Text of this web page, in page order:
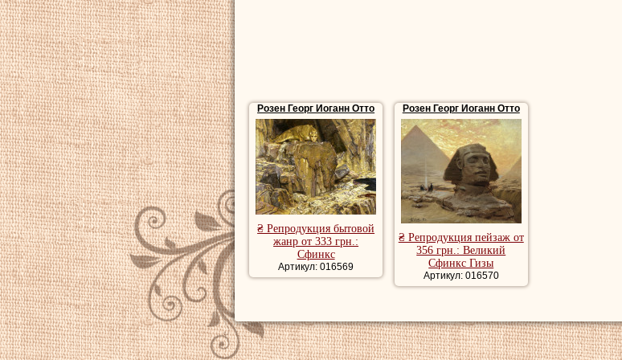
Розен Георг Иоганн Отто
₴ Репродукция бытовой
жанр от 333 грн.:
Сфинкс
Артикул: 016569
Розен Георг Иоганн Отто
₴ Репродукция пейзаж от
356 грн.: Великий
Сфинкс Гизы
Артикул: 016570